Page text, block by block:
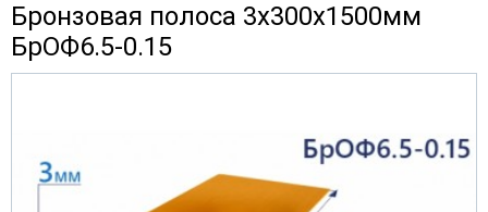
Бронзовая полоса 3x300x1500мм
БрОФ6.5-0.15